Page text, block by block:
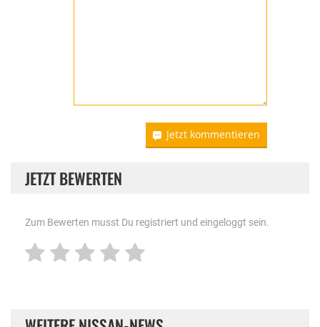
Jetzt kommentieren
JETZT BEWERTEN
Zum Bewerten musst Du registriert und eingeloggt sein.